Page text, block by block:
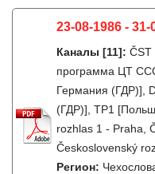
23-08-1986 - 31-
Каналы [11]: ČST
программа ЦТ
Германия (ГДР)],
(ГДР)], TP1
rozhlas 1 - Praha,
Československý
Регион: